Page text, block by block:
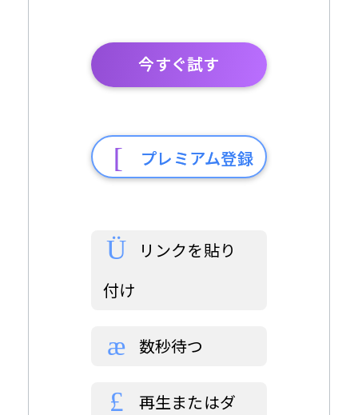
今すぐ試す
プレミアム登録
リンクを貼り
付け
数秒待つ
再生またはダ